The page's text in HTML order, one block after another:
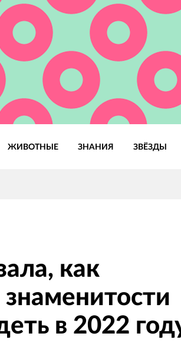
ЖИВОТНЫЕ ЗНАНИЯ ЗВЁЗДЫ
как
в 2022